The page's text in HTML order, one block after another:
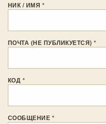
НИК / ИМЯ *
ПОЧТА (НЕ ПУБЛИКУЕТСЯ)*
КОД *
СООБЩЕНИЕ *